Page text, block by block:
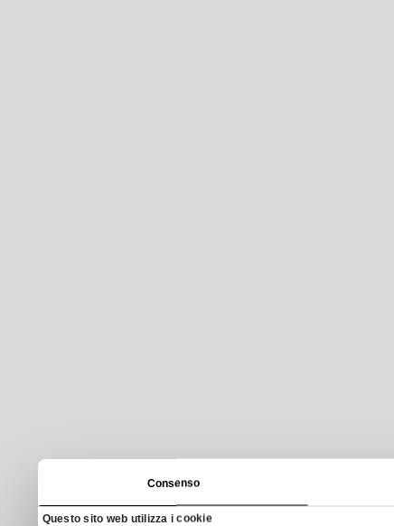
Consenso
Questo sito web utilizza i cookie